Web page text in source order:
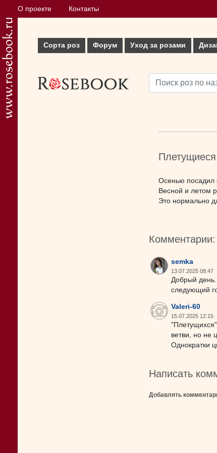
О проекте Контакты
Сорта роз Форум Уход за розами
Осенью посадил
Весной и летом
Это нормально
Комментарии:
semka
13.07.2025 08:47
Добрый день.
следующий
Valeri-60
15.07.2025 12:15
ветви, но не
Однократки
Написать
Добавлять